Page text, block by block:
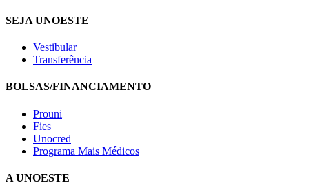
SEJA UNOESTE
Vestibular
Transferência
BOLSAS/FINANCIAMENTO
Prouni
Fies
Unocred
Programa Mais Médicos
A UNOESTE